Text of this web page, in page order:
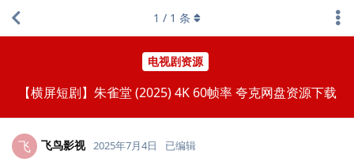
电视剧资源
【横屏短剧】朱雀堂 (2025) 4K 60帧率 夸克网盘资源下载
1 / 1 条
飞 飞鸟影视 2025年7月4日 已编辑